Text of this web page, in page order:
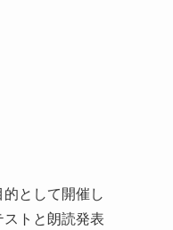
として開催し
トと朗読発表